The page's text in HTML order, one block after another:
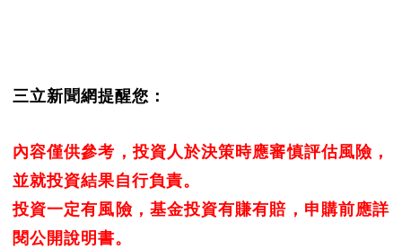
三立新聞網提醒您：
內容僅供參考，投資人於決策時應審慎評估風險，
並就投資結果自行負責。
投資一定有風險，基金投資有賺有賠，申購前應詳
閱公開說明書。